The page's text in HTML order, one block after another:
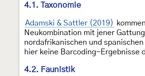
4.1. Taxonomie
Adamski & Sattler (2019)
Neukombination mit jener
nordafrikanischen und
hier keine Barcoding-Ergebnisse
4.2. Faunistik